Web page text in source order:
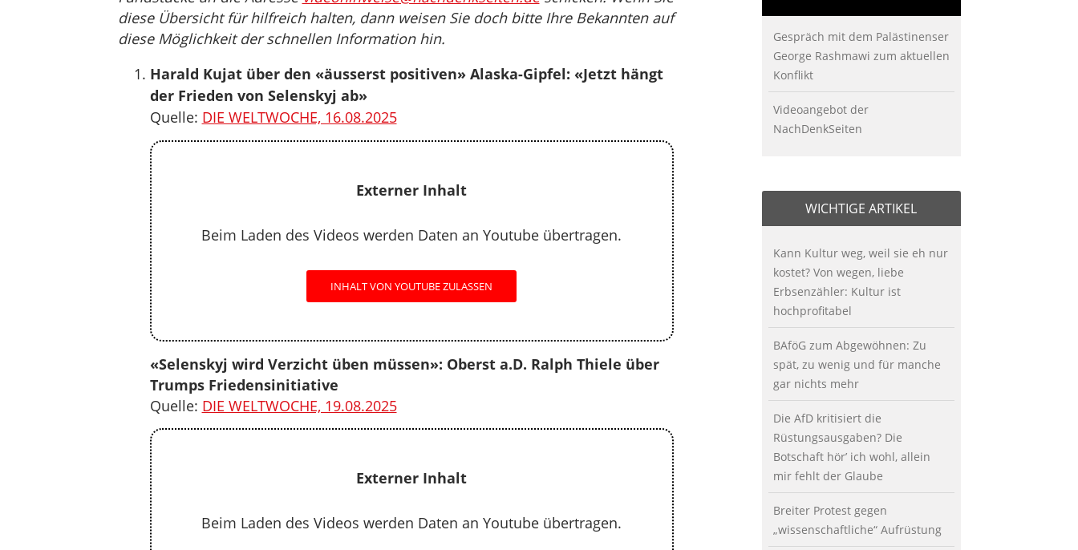
diese Übersicht für hilfreich halten, dann weisen Sie doch bitte Ihre Bekannten auf
diese Möglichkeit der schnellen Information hin.
Harald Kujat über den «äusserst positiven» Alaska-Gipfel: «Jetzt hängt
der Frieden von Selenskyj ab»
Quelle: DIE WELTWOCHE, 16.08.2025
Externer Inhalt
Beim Laden des Videos werden Daten an Youtube übertragen.
INHALT VON YOUTUBE ZULASSEN
«Selenskyj wird Verzicht üben müssen»: Oberst a.D. Ralph Thiele über
Trumps Friedensinitiative
Quelle: DIE WELTWOCHE, 19.08.2025
Externer Inhalt
Beim Laden des Videos werden Daten an Youtube übertragen.
Gespräch mit dem Palästinenser
George Rashmawi zum aktuellen
Konflikt
Videoangebot der
NachDenkSeiten
WICHTIGE ARTIKEL
Kann Kultur weg, weil sie eh nur
kostet? Von wegen, liebe
Erbsenzähler: Kultur ist
hochprofitabel
BAföG zum Abgewöhnen: Zu
spät, zu wenig und für manche
gar nichts mehr
Die AfD kritisiert die
Rüstungsausgaben? Die
Botschaft hör’ ich wohl, allein
mir fehlt der Glaube
Breiter Protest gegen
„wissenschaftliche“ Aufrüstung